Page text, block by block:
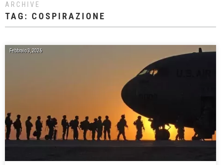
ARCHIVE
TAG: COSPIRAZIONE
Febbraio 3, 2026